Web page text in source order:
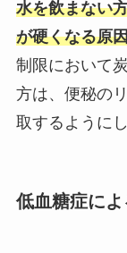
水を飲まない
が硬くなる原
制限において
方は、便秘の
取するように
低血糖症に